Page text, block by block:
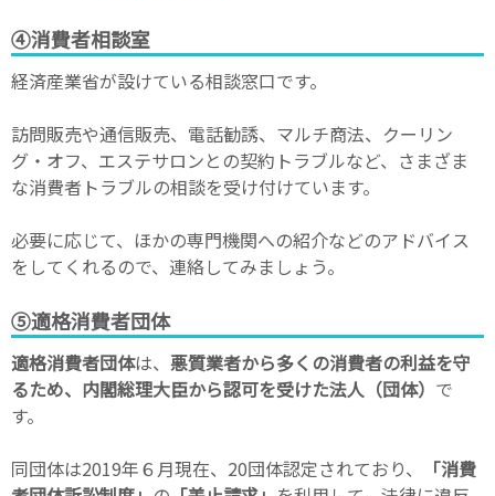
④消費者相談室
経済産業省が設けている相談窓口です。
訪問販売や通信販売、電話勧誘、マルチ商法、クーリン
グ・オフ、エステサロンとの契約トラブルなど、さまざま
な消費者トラブルの相談を受け付けています。
必要に応じて、ほかの専門機関への紹介などのアドバイス
をしてくれるので、連絡してみましょう。
⑤適格消費者団体
適格消費者団体は、 悪質業者から多くの消費者の利益を守
るため、内閣総理大臣から認可を受けた法人（団体） で
す。
同団体は2019年６月現在、20団体認定されており、
「消費